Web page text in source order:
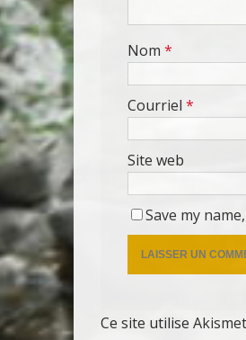
Nom *
Courriel *
Site web
Save my
Ce site utilise